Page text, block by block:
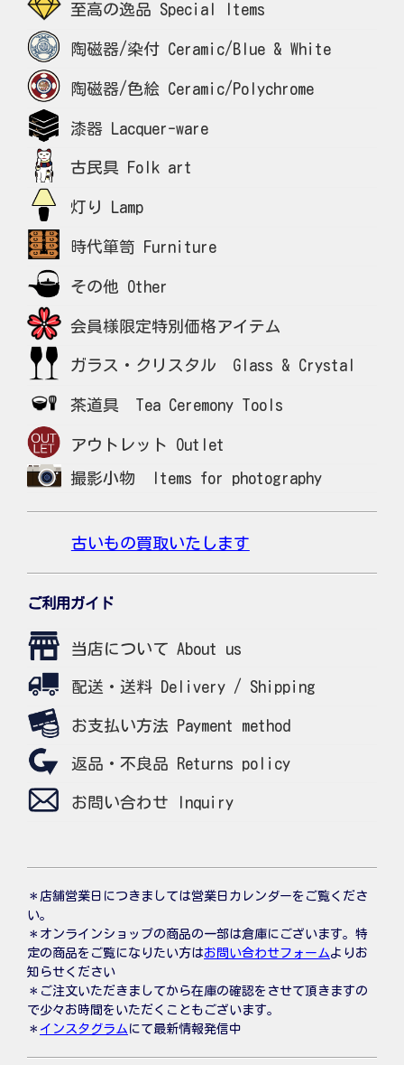
至高の逸品 Special Items
陶磁器/染付 Ceramic/Blue & White
陶磁器/色絵 Ceramic/Polychrome
漆器 Lacquer-ware
古民具 Folk art
灯り Lamp
時代箪笥 Furniture
その他 Other
会員様限定特別価格アイテム
ガラス・クリスタル Glass & Crystal
茶道具 Tea Ceremony Tools
アウトレット Outlet
撮影小物 Items for photography
古いもの買取いたします
ご利用ガイド
当店について About us
配送・送料 Delivery / Shipping
お支払い方法 Payment method
返品・不良品 Returns policy
お問い合わせ Inquiry
＊店舗営業日につきましては営業日カレンダーをご覧くださ
い。
＊オンラインショップの商品の一部は倉庫にございます。特
定の商品をご覧になりたい方はお問い合わせフォーム よりお
知らせください
＊ご注文いただきましてから在庫の確認をさせて頂きますの
で少々お時間をいただくこともございます。
＊ インスタグラム にて最新情報発信中